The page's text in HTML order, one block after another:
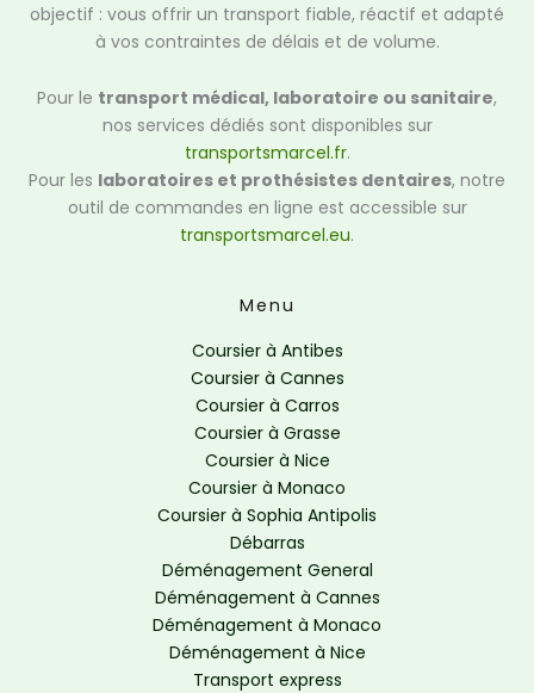
objectif : vous offrir un transport fiable, réactif et adapté
à vos contraintes de délais et de volume.
Pour le transport médical, laboratoire ou sanitaire,
nos services dédiés sont disponibles sur
transportsmarcel.fr.
Pour les laboratoires et prothésistes dentaires, notre
outil de commandes en ligne est accessible sur
transportsmarcel.eu.
Menu
Coursier à Antibes
Coursier à Cannes
Coursier à Carros
Coursier à Grasse
Coursier à Nice
Coursier à Monaco
Coursier à Sophia Antipolis
Débarras
Déménagement General
Déménagement à Cannes
Déménagement à Monaco
Déménagement à Nice
Transport express